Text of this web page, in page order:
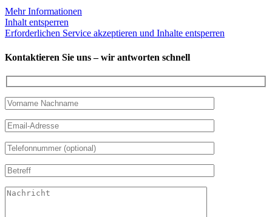
Mehr Informationen
Inhalt entsperren
Erforderlichen Service akzeptieren und Inhalte entsperren
Kontaktieren Sie uns – wir antworten schnell